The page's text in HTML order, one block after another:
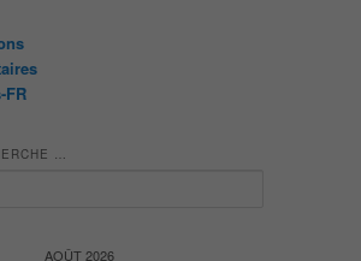
FR
…
AOÛT 2026